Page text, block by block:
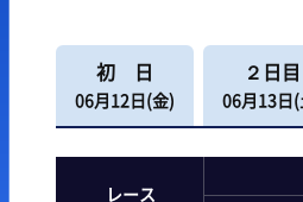
レース展望
レース一覧 水面
初 日
06月12日(金)
２日目
06月13日(
レース